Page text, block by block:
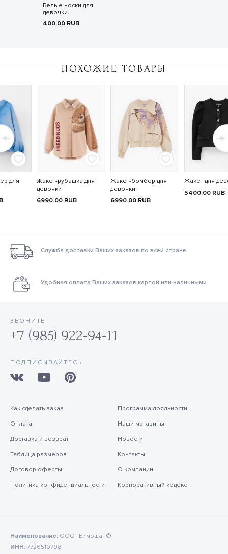
Белые носки для
девочки
400.00 RUB
ПОХОЖИЕ ТОВАРЫ
для
Жакет-рубашка для
девочки
6990.00 RUB
Жакет-бомбер для
девочки
6990.00 RUB
Жакет для
5400.00 RUB
Служба доставки Ваших заказов по всей стране
Удобная оплата Ваших заказов картой или наличными
ЗВОНИТЕ
+7 (985) 922-94-11
ПОДПИСЫВАЙТЕСЬ
Как сделать заказ
Оплата
Доставка и возврат
Таблица размеров
Договор оферты
Политика конфиденциальности
Программа лояльности
Наши магазины
Новости
Контакты
О компании
Корпоративный кодекс
Наименование: ООО "Бимоша" ©
ИНН: 7726510798